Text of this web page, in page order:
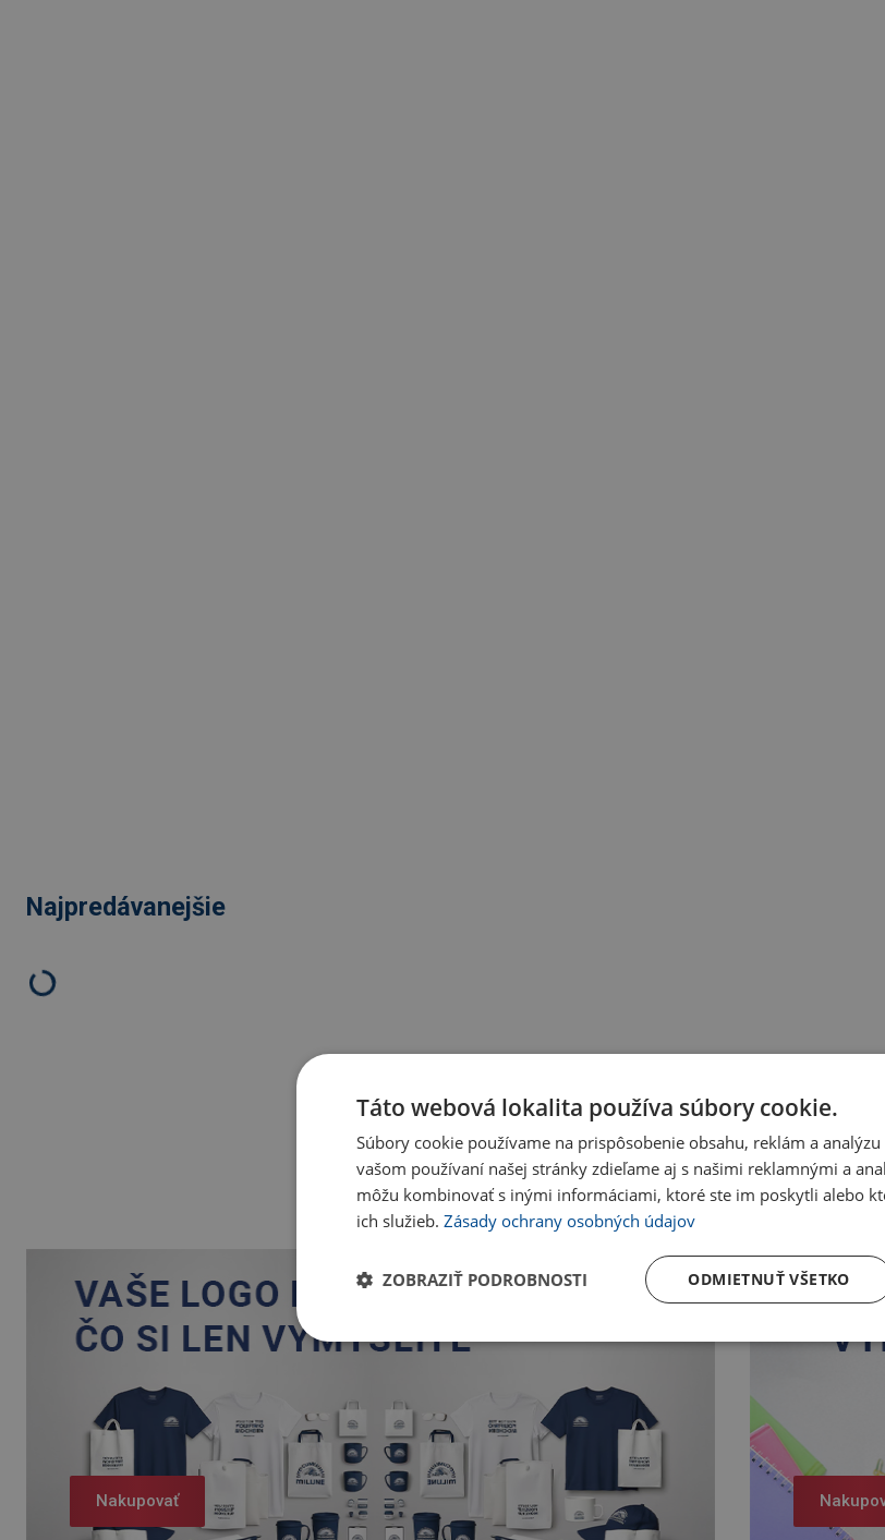
Najpredávanejšie
Nakupovať
Táto webová lokalita používa súbory cookie.
Súbory cookie používame na prispôsobenie obsahu, reklám a
vašom používaní našej stránky zdieľame aj s našimi reklamnými a
môžu kombinovať s inými informáciami, ktoré ste im poskytli alebo
ich služieb. Zásady ochrany osobných údajov
ODMIETNUŤ VŠETKO
ZOBRAZIŤ PODROBNOSTI